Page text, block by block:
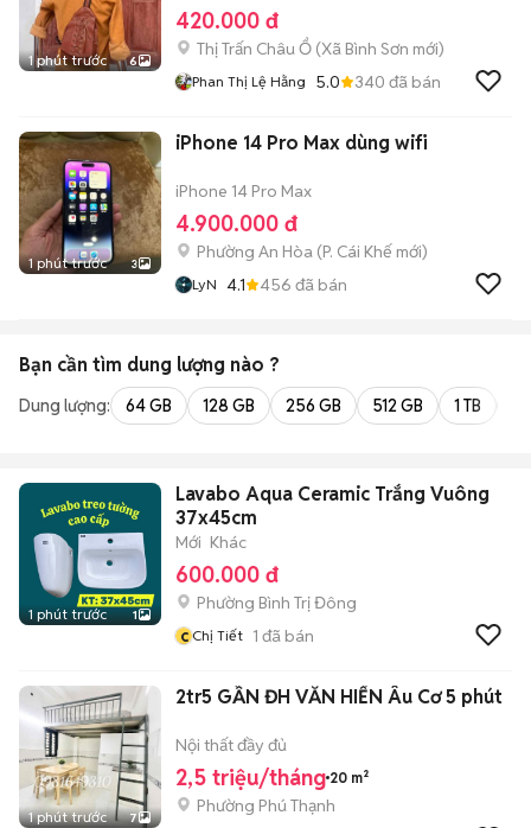
1 phút trước 6
420.000 đ
Thị Trấn Châu Ổ (Xã Bình Sơn mới)
Phan Thị Lệ Hằng 5.0 340 đã bán
1 phút trước 3
iPhone 14 Pro Max dùng wifi
iPhone 14 Pro Max
4.900.000 đ
Phường An Hòa (P. Cái Khế mới)
LyN 4.1 456 đã bán
Bạn cần tìm dung lượng nào ?
Dung lượng: 64 GB 128 GB 256 GB 512 GB 1 TB
1 phút trước 1
Lavabo Aqua Ceramic Trắng Vuông
37x45cm
Mới Khác
600.000 đ
Phường Bình Trị Đông
c Chị Tiết 1 đã bán
1 phút trước 7
2tr5 GẦN ĐH VĂN HIẾN Âu Cơ 5 phút
Nội thất đầy đủ
2,5 triệu/tháng 20 m²
Phường Phú Thạnh